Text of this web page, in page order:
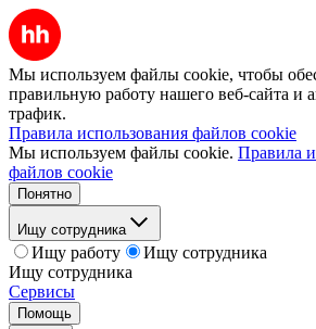
Мы используем файлы cookie, чтобы
правильную работу нашего веб-сайта и
трафик.
Правила использования файлов cookie
Мы используем файлы cookie. Правила
файлов cookie
Понятно
Ищу сотрудника
Ищу работу
Ищу сотрудника
Ищу сотрудника
Сервисы
Помощь